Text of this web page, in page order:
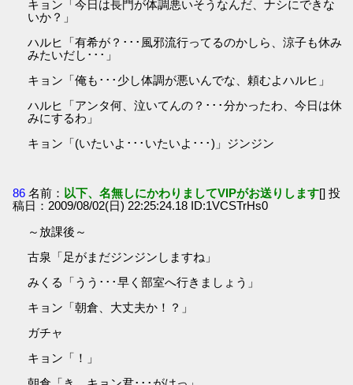
キョン「今日は長門が体調悪いそうなんだ、ナシにできな
いか？」
ハルヒ「有希が？･･･風邪流行ってるのかしら、涼子も休み
みたいだし･･･」
キョン「俺も･･･少し体調が悪いんでな、頼むよハルヒ」
ハルヒ「アンタ何、泣いてんの？･･･分かったわ、今日は休
みにするわ」
キョン「(いたいよ･･･いたいよ･･･)」ジンジン
86 名前： 以下、名無しにかわりましてVIPがお送りします[] 投
稿日：2009/08/02(日) 22:25:24.18 ID:1VCSTrHs0
～放課後～
古泉「足がまだジンジンしますね」
みくる「うう･･･早く部室へ行きましょう」
キョン「朝倉、大丈夫か！？」
ガチャ
キョン「！」